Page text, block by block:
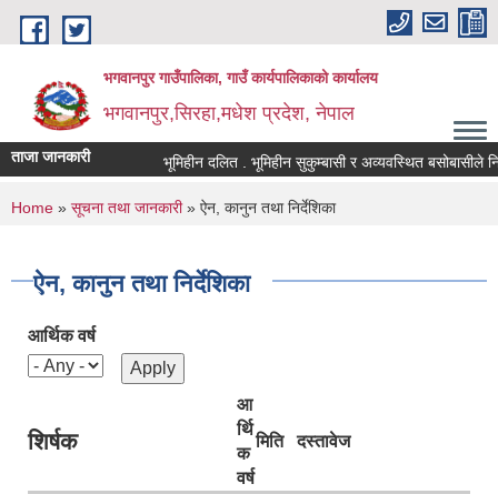
Skip to main content
भगवानपुर गाउँपालिका, गाउँ कार्यपालिकाको कार्यालय
भगवानपुर,सिरहा,मधेश प्रदेश, नेपाल
ताजा जानकारी भूमिहीन दलित . भूमिहीन सुकुम्बासी र अव्यवस्थित बसोबासीले
You are here
Home » सूचना तथा जानकारी» ऐन, कानुन तथा निर्देशिका
ऐन, कानुन तथा निर्देशिका
आर्थिक वर्ष
शिर्षक
आ
र्थि
क
वर्ष
मिति दस्तावेज